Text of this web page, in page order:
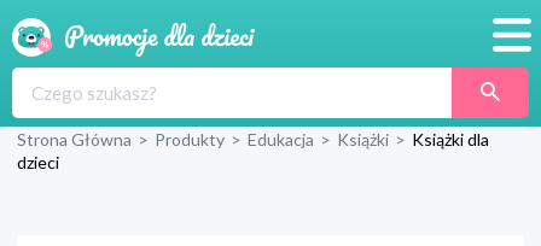
Produkty
Strona Główna > Produkty > Edukacja > Książki > Książki dla
dzieci